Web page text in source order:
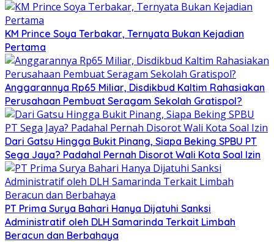
KM Prince Soya Terbakar, Ternyata Bukan Kejadian
Pertama
Anggarannya Rp65 Miliar, Disdikbud Kaltim Rahasiakan
Perusahaan Pembuat Seragam Sekolah Gratispol?
Dari Gatsu Hingga Bukit Pinang, Siapa Beking SPBU PT
Sega Jaya? Padahal Pernah Disorot Wali Kota Soal Izin
PT Prima Surya Bahari Hanya Dijatuhi Sanksi
Administratif oleh DLH Samarinda Terkait Limbah
Beracun dan Berbahaya